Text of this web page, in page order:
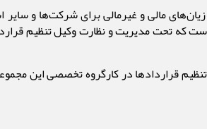
مالی و غیرمالی برای شرکت‌ها و
است که تحت مدیریت و نظارت وکیل تنظیم
قراردادها در کارگروه تخصصی این